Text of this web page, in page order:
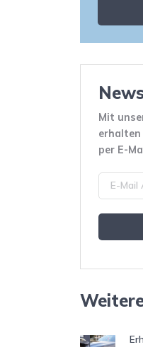
Mit
per E-